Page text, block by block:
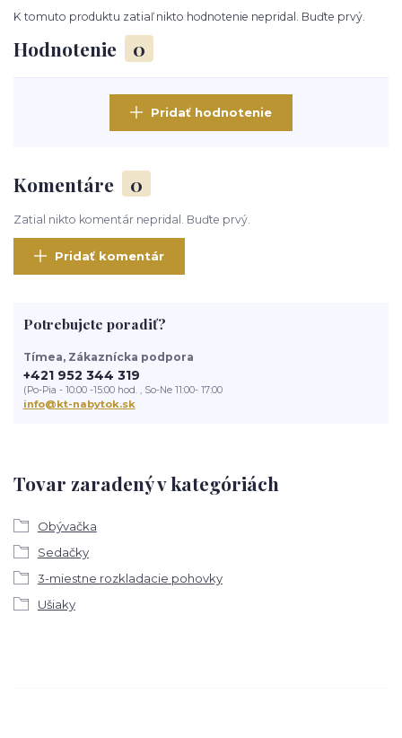
Hodnotenie 0
K tomuto produktu zatiaľ nikto hodnotenie nepridal. Buďte prvý.
Pridať hodnotenie
Komentáre 0
Zatial nikto komentár nepridal. Buďte prvý.
Pridať komentár
Tovar zaradený v kategóriách
Obývačka
Sedačky
3-miestne rozkladacie pohovky
Ušiaky
Potrebujete poradiť?
Tímea, Zákaznícka podpora
+421 952 344 319
(Po-Pia - 10:00 -15:00 hod. , So-Ne 11:00- 17:00
info@kt-nabytok.sk